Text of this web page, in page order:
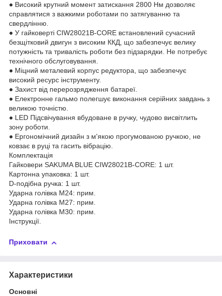
● Високий крутний момент затискання 2800 Нм дозволяє
справлятися з важкими роботами по затягуванню та
свердлінню.
● У гайковерті CIW28021B-CORE встановлений сучасний
безщітковий двигун з високим ККД, що забезпечує велику
потужність та тривалість роботи без підзарядки. Не потребує
технічного обслуговування.
● Міцний металевий корпус редуктора, що забезпечує
високий ресурс інструменту.
● Захист від перерозрядження батареї.
● Електронне гальмо полегшує виконання серійних завдань з
великою точністю.
● LED Підсвічування вбудоване в ручку, чудово висвітлить
зону роботи.
● Ергономічний дизайн з м'якою прогумованою ручкою, не
ковзає в руці та гасить вібрацію.
Комплектація
Гайковери SAKUMA BLUE CIW28021B-CORE: 1 шт.
Картонна упаковка: 1 шт.
D-подібна ручка: 1 шт.
Ударна голівка М24: прим.
Ударна голівка М27: прим.
Ударна голівка М30: прим.
Інструкції.
Приховати
Характеристики
Основні